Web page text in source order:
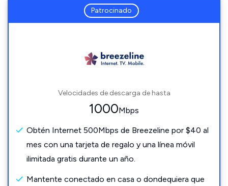
Patrocinado
Velocidades de descarga de hasta
1000Mbps
Obtén Internet 500Mbps de Breezeline por $40 al
mes con una tarjeta de regalo y una línea móvil
ilimitada gratis durante un año.
Mantente conectado en casa o dondequiera que